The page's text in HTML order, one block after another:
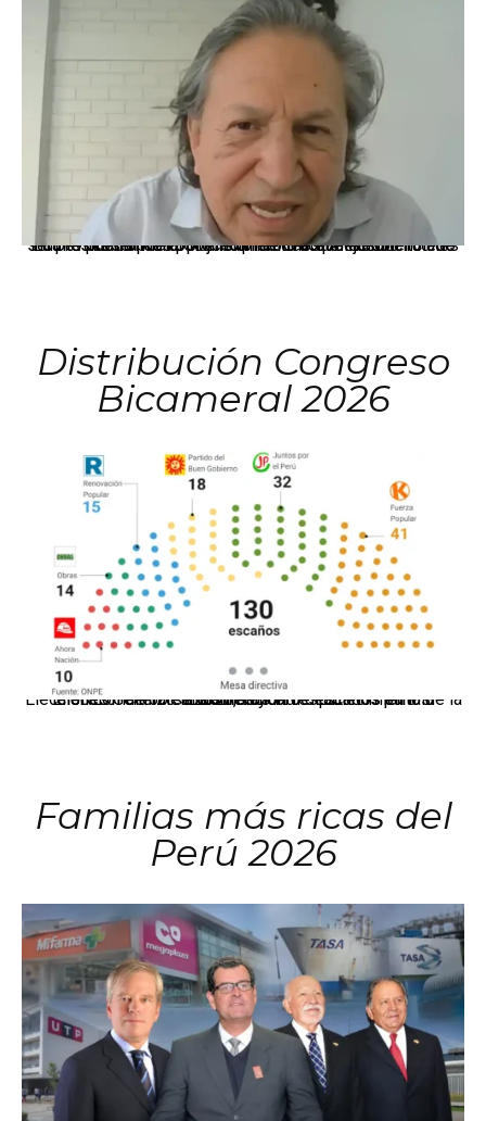
La presidenta Keiko Fujimori informó que la solicitud de indulto presentada por el expresidente Alejandro Toledo será evaluada por la Comisión de Gracias Presidenciales conforme al procedimiento establecido.
Distribución Congreso
Bicameral 2026
El JNE oficializó la distribución de escaños para la elección de 60 senadores y 130 diputados en las Elecciones Generales 2026, tras el restablecimiento de la Bicameralidad.
Familias más ricas del
Perú 2026